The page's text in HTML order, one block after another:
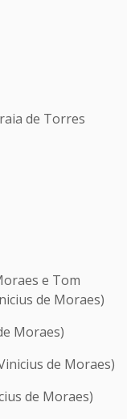
de Torres
e Tom
de Moraes)
Moraes)
de Moraes)
de Moraes)